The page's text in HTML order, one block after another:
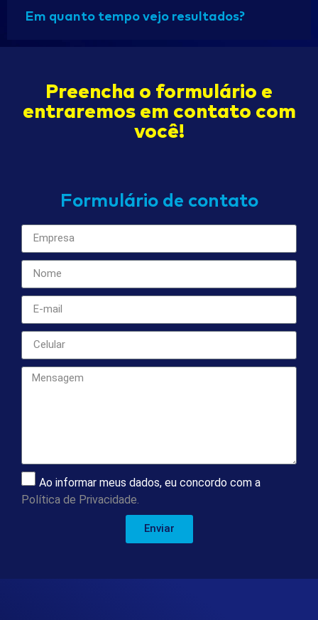
Em quanto tempo vejo resultados?
Preencha o formulário e
entraremos em contato com
você!
Formulário de contato
Ao informar meus dados, eu concordo com a
Política de Privacidade.
Enviar